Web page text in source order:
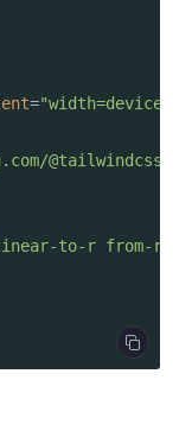
="width=device-
@tailwindcss/
to-r from-